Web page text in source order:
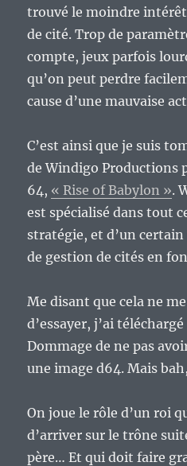
trouvé le moindre
de cité. Trop de
compte, jeux parfois
qu’on peut perdre
cause d’une mauvaise
C’est ainsi que je suis
de Windigo Productions
64, « Rise of Babylon ».
est spécialisé dans tout
stratégie, et d’un
de gestion de cités en
Me disant que cela ne
d’essayer, j’ai
Dommage de ne pas
une image d64. Mais
On joue le rôle d’un roi
d’arriver sur le trône
père… Et qui doit faire